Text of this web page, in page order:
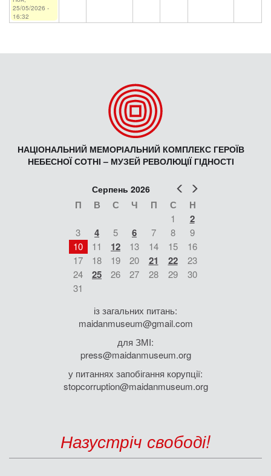
25/05/2026 -
16:32
НАЦІОНАЛЬНИЙ МЕМОРІАЛЬНИЙ КОМПЛЕКС ГЕРОЇВ
НЕБЕСНОЇ СОТНІ – МУЗЕЙ РЕВОЛЮЦІЇ ГІДНОСТІ
Попер
Серпень 2026
П В С Ч П С Н
1 2
3 4 5 6 7 8
9
10
11 12 13 14 15
16
17
18 19 20 21 22
23
24
25 26 27 28 29
30
31
із загальних питань:
maidanmuseum@gmail.com
для ЗМІ:
press@maidanmuseum.org
у питаннях запобігання корупції:
stopcorruption@maidanmuseum.org
Назустріч свободі!